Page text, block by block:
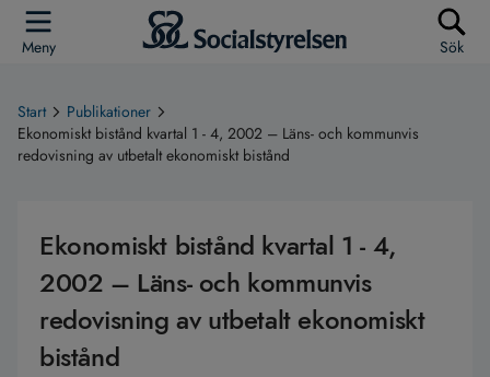
Meny Sök
Start
Publikationer
Ekonomiskt bistånd kvartal 1 - 4, 2002 – Läns- och kommunvis
redovisning av utbetalt ekonomiskt bistånd
Ekonomiskt bistånd kvartal 1 - 4,
2002 – Läns- och kommunvis
redovisning av utbetalt ekonomiskt
bistånd